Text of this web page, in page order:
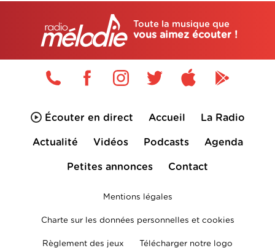
Toute la musique que
vous aimez écouter !
Écouter en direct Accueil La Radio
Actualité Vidéos Podcasts Agenda
Petites annonces Contact
Mentions légales
Charte sur les données personnelles et cookies
Règlement des jeux Télécharger notre logo